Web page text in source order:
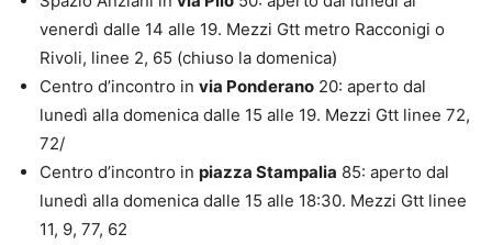
venerdì dalle 14 alle 19. Mezzi Gtt metro Racconigi o
Rivoli, linee 2, 65 (chiuso la domenica)
Centro d’incontro in via Ponderano 20: aperto dal
lunedì alla domenica dalle 15 alle 19. Mezzi Gtt linee 72,
72/
Centro d’incontro in piazza Stampalia 85: aperto dal
lunedì alla domenica dalle 15 alle 18:30. Mezzi Gtt linee
11, 9, 77, 62